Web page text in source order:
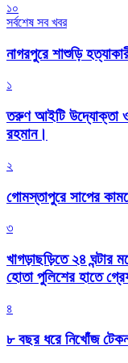
১০
সর্বশেষ সব খবর
নাগরপুরে শাশুড়ি
১
তরুণ আইটি উদ্যোক্তা ও
রহমান।
২
গোমস্তাপুরে সাপের
৩
খাগড়াছড়িতে ২৪
হোতা পুলিশের হাতে
৪
৮ বছর ধরে নিখোঁজ